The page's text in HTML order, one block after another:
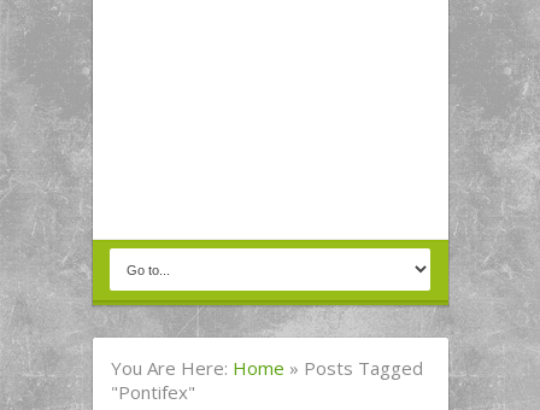
You Are Here: Home » Posts Tagged
"pontifex"